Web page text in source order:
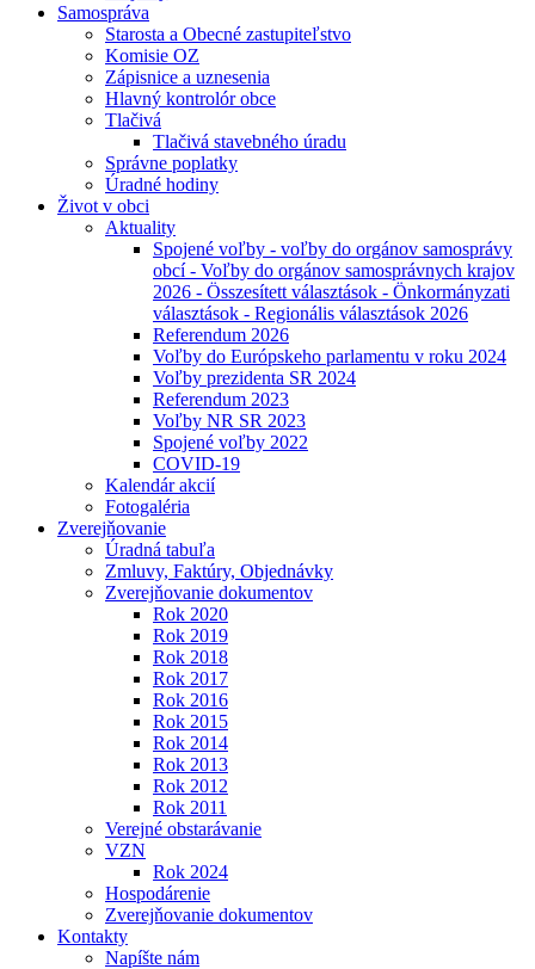
Samospráva
Starosta a Obecné zastupiteľstvo
Komisie OZ
Zápisnice a uznesenia
Hlavný kontrolór obce
Tlačivá
Tlačivá stavebného úradu
Správne poplatky
Úradné hodiny
Život v obci
Aktuality
Spojené voľby - voľby do orgánov samosprávy
obcí - Voľby do orgánov samosprávnych krajov
2026 - Összesített választások - Önkormányzati
választások - Regionális választások 2026
Referendum 2026
Voľby do Európskeho parlamentu v roku 2024
Voľby prezidenta SR 2024
Referendum 2023
Voľby NR SR 2023
Spojené voľby 2022
COVID-19
Kalendár akcií
Fotogaléria
Zverejňovanie
Úradná tabuľa
Zmluvy, Faktúry, Objednávky
Zverejňovanie dokumentov
Rok 2020
Rok 2019
Rok 2018
Rok 2017
Rok 2016
Rok 2015
Rok 2014
Rok 2013
Rok 2012
Rok 2011
Verejné obstarávanie
VZN
Rok 2024
Hospodárenie
Zverejňovanie dokumentov
Kontakty
Napíšte nám